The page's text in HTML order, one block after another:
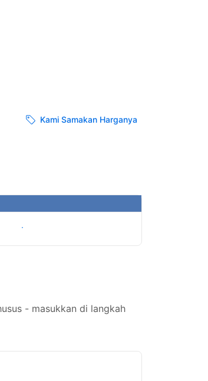
Kami Samakan Harganya
harga
- masukkan di langkah